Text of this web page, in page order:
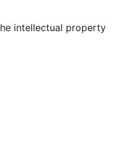
intellectual property